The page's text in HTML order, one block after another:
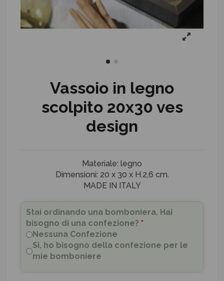
Vassoio in legno
scolpito 20x30 ves
design
Materiale: legno
Dimensioni: 20 x 30 x H.2,6 cm.
MADE IN ITALY
Stai ordinando una bomboniera. Hai
bisogno di una confezione? *
Nessuna Confezione
Si, ho bisogno della confezione per le
mie bomboniere